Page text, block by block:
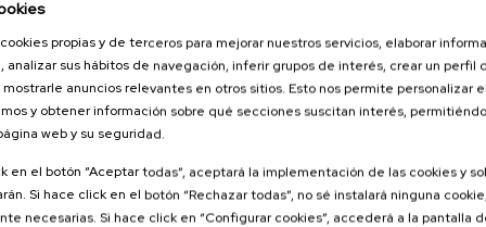
...
DESDE 25 €
Últimas
Gratuito
Fecha
propias y de terceros para mejorar nuestros servicios, elaborar
analizar sus hábitos de navegación, inferir grupos de interés, crear un perfil
anuncios relevantes en otros sitios. Esto nos permite personalizar
y obtener información sobre qué secciones suscitan interés,
web y su seguridad.
en el botón “Aceptar todas”, aceptará la implementación de las cookies y
Si hace click en el botón “Rechazar todas”, no sé instalará ninguna
necesarias. Si hace click en “Configurar cookies”, accederá a la pantalla